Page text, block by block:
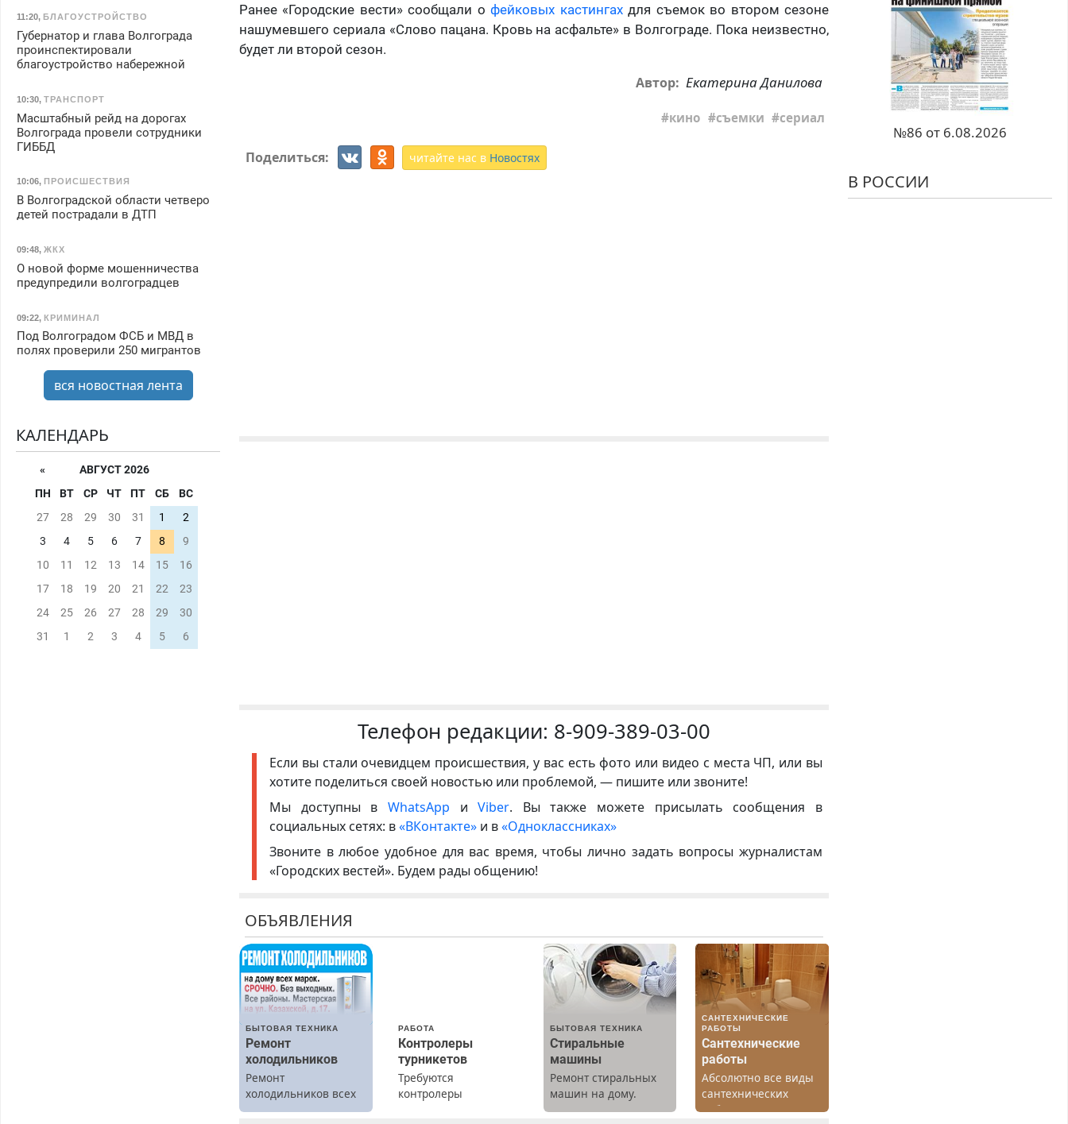
Ранее «Городские вести» сообщали офейковых кастингахдля съемок во втором сезоне
нашумевшего сериала «Слово пацана. Кровь на асфальте» в Волгограде. Пока неизвестно,
будет ли второй сезон.
Автор: Екатерина Данилова
кино съемки сериал
Поделиться: читайте нас в Новостях
Телефон редакции: 8-909-389-03-00
Если вы стали очевидцем происшествия, у вас есть фото или видео с места ЧП, или вы
хотите поделиться своей новостью или проблемой, — пишите или звоните!
Мы доступны в WhatsApp иViber. Вы также можете присылать сообщения в
социальных сетях: в«ВКонтакте» и в«Одноклассниках»
Звоните в любое удобное для вас время, чтобы лично задать вопросы журналистам
«Городских вестей». Будем рады общению!
ОБЪЯВЛЕНИЯ
БЫТОВАЯ ТЕХНИКА
Ремонт
холодильников
Ремонт
холодильников всех
марок на дому.
РАБОТА
Контролеры
турникетов
Требуются
контролеры
БЫТОВАЯ ТЕХНИКА
Стиральные
машины
Ремонт стиральных
машин на дому.
Выезд и диагностика
САНТЕХНИЧЕСКИЕ
РАБОТЫ
Сантехнические
работы
Абсолютно все виды
сантехнических
работ. Быстро.
11:20, БЛАГОУСТРОЙСТВО
Губернатор и глава Волгограда
проинспектировали
благоустройство набережной
10:30, ТРАНСПОРТ
Масштабный рейд на дорогах
Волгограда провели сотрудники
ГИББД
10:06, ПРОИСШЕСТВИЯ
В Волгоградской области четверо
детей пострадали в ДТП
09:48, ЖКХ
О новой форме мошенничества
предупредили волгоградцев
09:22, КРИМИНАЛ
Под Волгоградом ФСБ и МВД в
полях проверили 250 мигрантов
вся новостная лента
КАЛЕНДАРЬ
«
АВГУСТ 2026
ПН
ВТ СР ЧТ ПТ СБ
ВС
27
28 29 30 31 1
2
3
4 5 6 7 8
9
10
11 12 13 14 15
16
17
18 19 20 21 22
23
24
25 26 27 28 29
30
31
1 2 3 4 5 6
№86 от 6.08.2026
В РОССИИ